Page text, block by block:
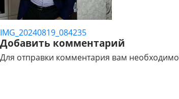
НАВИГАЦИЯ
ПО
IMG_20240819_084235
Добавить комментарий
Для отправки комментария вам необходимо